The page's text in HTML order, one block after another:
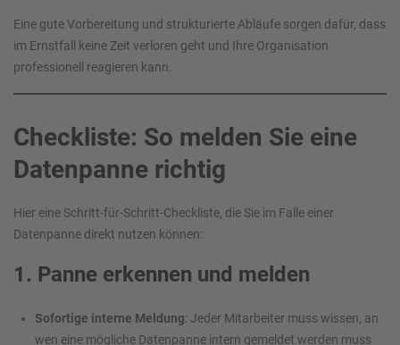
Eine gute Vorbereitung und strukturierte Abläufe sorgen dafür, dass
im Ernstfall keine Zeit verloren geht und Ihre Organisation
professionell reagieren kann.
Checkliste: So melden Sie eine
Datenpanne richtig
Hier eine Schritt-für-Schritt-Checkliste, die Sie im Falle einer
Datenpanne direkt nutzen können:
1. Panne erkennen und melden
Sofortige interne Meldung: Jeder Mitarbeiter muss wissen, an
wen eine mögliche Datenpanne intern gemeldet werden muss